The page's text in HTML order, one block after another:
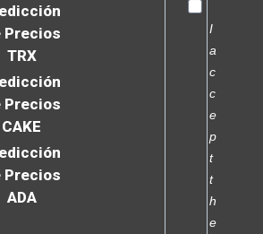
Precios
TRX
Precios
CAKE
Precios
ADA
I
a
c
c
e
p
t
t
h
e